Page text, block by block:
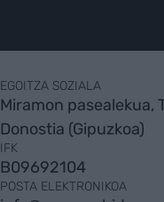
EGOITZA SOZIALA
Miramon pasealekua,
Donostia (Gipuzkoa)
IFK
B09692104
POSTA ELEKTRONIKOA